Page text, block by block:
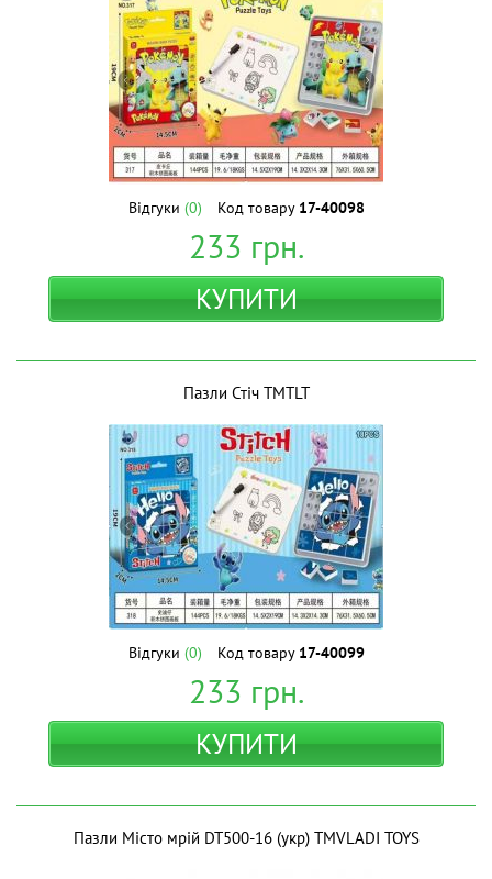
Відгуки (0) Код товару 17-40098
233 грн.
КУПИТИ
Пазли Стіч ТМTLT
Відгуки (0) Код товару 17-40099
233 грн.
КУПИТИ
Пазли Місто мрій DT500-16 (укр) ТМVLADI TOYS